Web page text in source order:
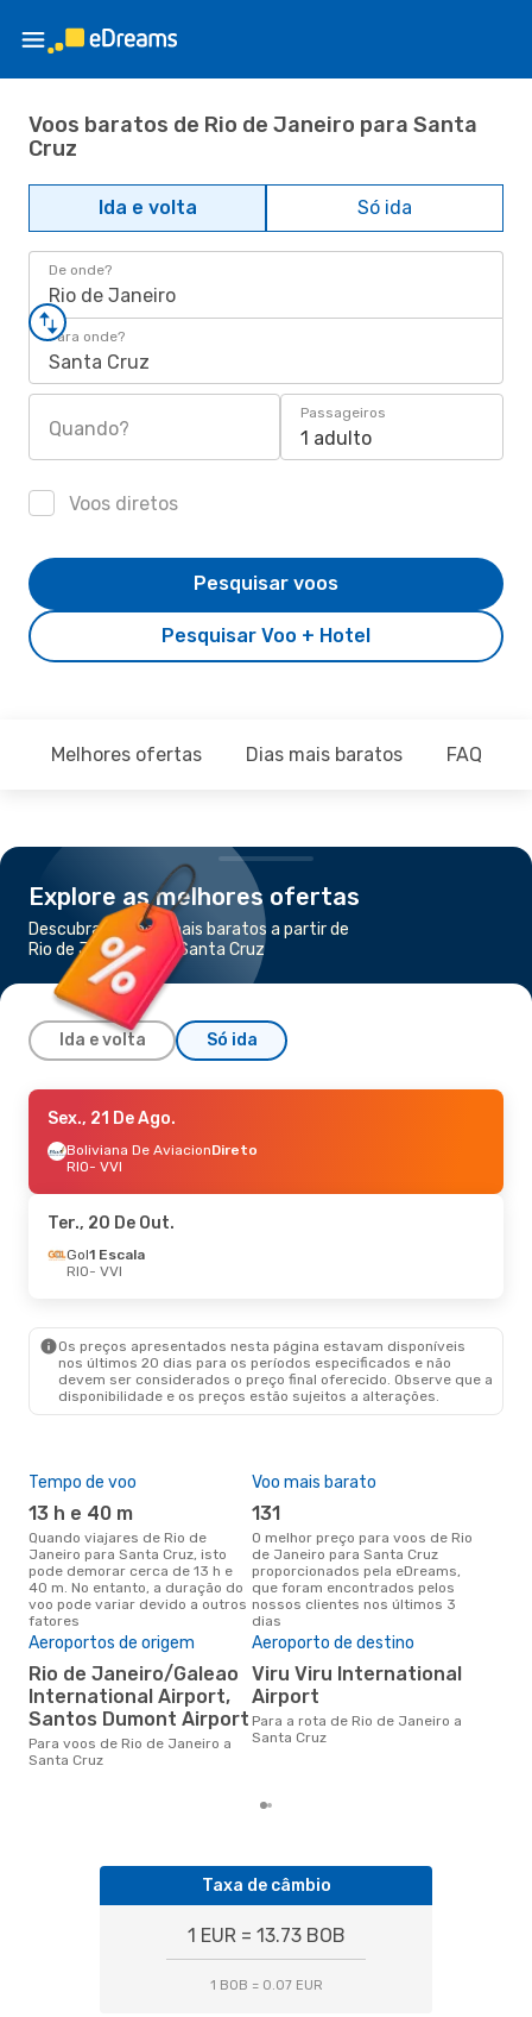
Voos baratos de Rio de Janeiro para Santa
Cruz
Ida e volta Só ida
De onde?
Rio de Janeiro
Para onde?
Santa Cruz
Quando?
Passageiros
1 adulto
Voos diretos
Pesquisar Voo + Hotel
Pesquisar voos
Melhores ofertas Dias mais baratos FAQ
Explore as melhores ofertas
Descubra os voos mais baratos a partir de
Rio de Janeiro para Santa Cruz
Ida e volta Só ida
Qui., 27 De Ago.
Gol1 Escala
RIO- VVI
VVI- RIO
Dom., 6 De Set.
Sex., 21 De Ago.
Boliviana De AviacionDireto
RIO- VVI
Ter., 20 De Out.
Gol1 Escala
RIO- VVI
Os preços apresentados nesta página estavam disponíveis
nos últimos 20 dias para os períodos especificados e não
devem ser considerados o preço final oferecido. Observe que a
disponibilidade e os preços estão sujeitos a alterações.
Tempo de voo
13 h e 40 m
Quando viajares de Rio de
Janeiro para Santa Cruz, isto
pode demorar cerca de 13 h e
40 m. No entanto, a duração do
voo pode variar devido a outros
fatores
Voo mais barato
131
O melhor preço para voos de Rio
de Janeiro para Santa Cruz
proporcionados pela eDreams,
que foram encontrados pelos
nossos clientes nos últimos 3
dias
Aeroportos de origem
Rio de Janeiro/Galeao
International Airport,
Santos Dumont Airport
Para voos de Rio de Janeiro a
Santa Cruz
Aeroporto de destino
Viru Viru International
Airport
Para a rota de Rio de Janeiro a
Santa Cruz
Taxa de câmbio
1 EUR = 13.73 BOB
1 BOB = 0.07 EUR